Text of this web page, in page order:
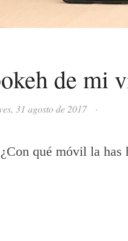
de mi
31 agosto de 2017 ·
qué móvil la has